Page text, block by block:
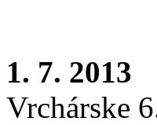
1. 7. 2013
Vrchárske